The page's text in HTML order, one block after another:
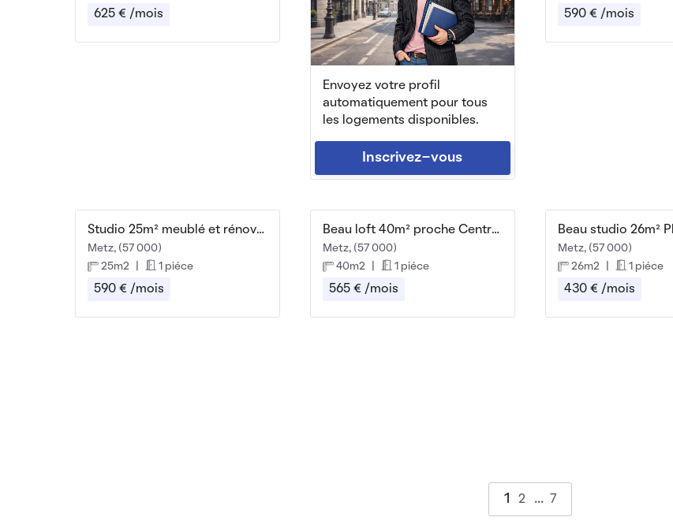
Envoyez votre profil
automatiquement pour tous
les logements disponibles.
Inscrivez-vous
625 € /mois 590 € /mois
Studio 25m² meublé et rénové (avec parking)
Metz, (57 000)
25m2
1 piéce
590 € /mois
Beau loft 40m² proche Centre ville
Metz, (57 000)
40m2
1 piéce
565 € /mois
Metz, (57 000)
26m2
1 piéce
430 € /mois
1 2 7